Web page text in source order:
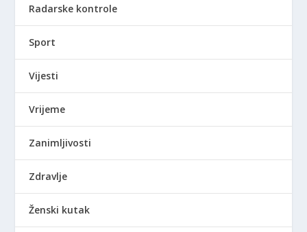
Radarske kontrole
Sport
Vijesti
Vrijeme
Zanimljivosti
Zdravlje
Ženski kutak